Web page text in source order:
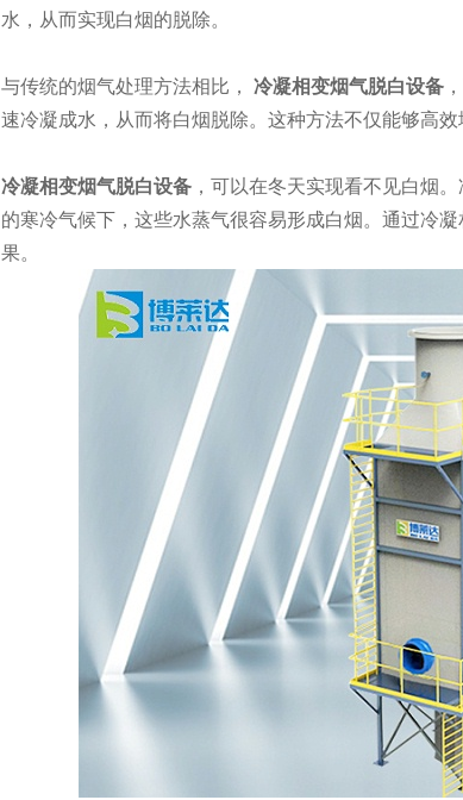
水，从而实现白烟的脱除。
与传统的烟气处理方法相比， 冷凝相变烟气脱白设备
速冷凝成水，从而将白烟脱除。这种方法不仅能够高
冷凝相变烟气脱白设备 ，可以在冬天实现看不见白烟
的寒冷气候下，这些水蒸气很容易形成白烟。通过冷
果。